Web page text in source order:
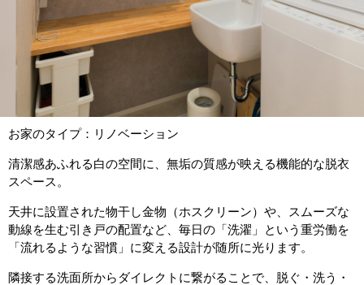
お家のタイプ：リノベーション
清潔感あふれる白の空間に、無垢の質感が映える機能的な脱衣
スペース。
天井に設置された物干し金物（ホスクリーン）や、スムーズな
動線を生む引き戸の配置など、毎日の「洗濯」という重労働を
「流れるような習慣」に変える設計が随所に光ります。
隣接する洗面所からダイレクトに繋がることで、脱ぐ・洗う・